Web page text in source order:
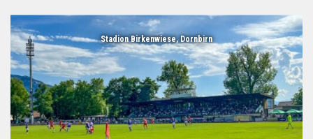
Stadion Birkenwiese, Dornbirn